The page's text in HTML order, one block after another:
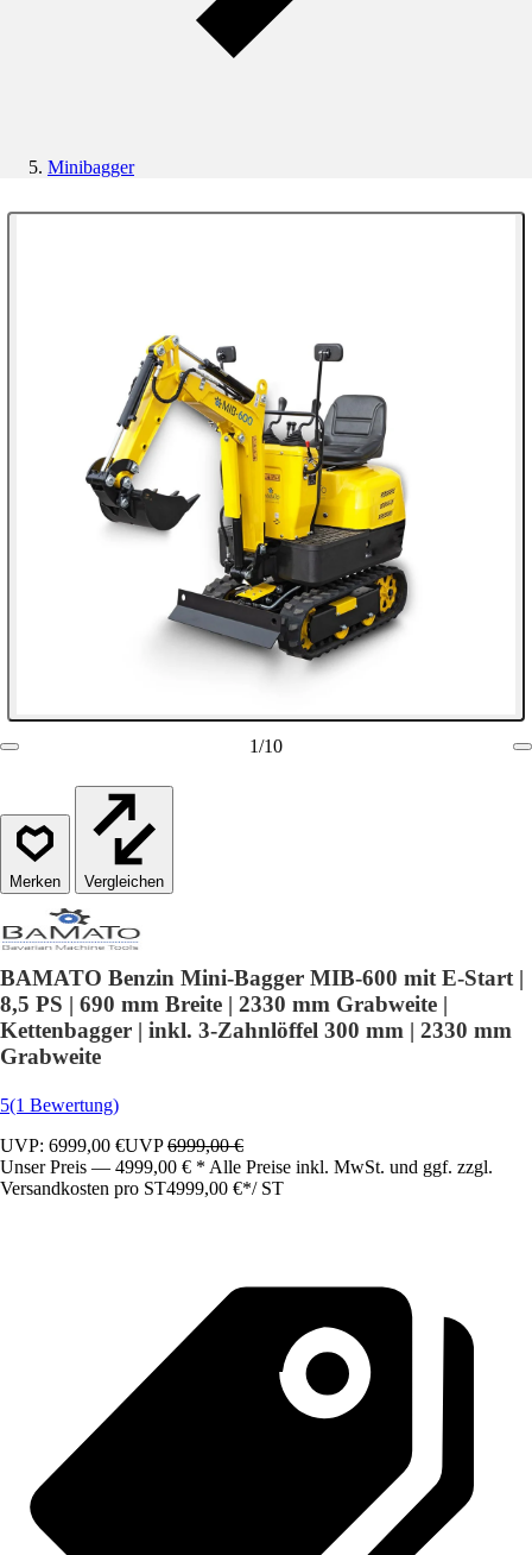
Minibagger
1/10
Vergleichen
BAMATO Benzin Mini-Bagger MIB-600 mit E-Start |
8,5 PS | 690 mm Breite | 2330 mm Grabweite |
Kettenbagger | inkl. 3-Zahnlöffel 300 mm | 2330 mm
Grabweite
5(1 Bewertung)
UVP: 6999,00 €UVP6999,00 €
Unser Preis — 4999,00 € * Alle Preise inkl. MwSt. und ggf. zzgl.
Versandkosten pro ST4999,00 €*/ ST